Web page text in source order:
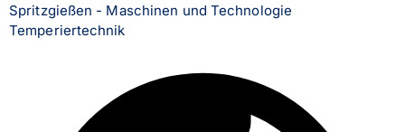
Spritzgießen - Maschinen und Technologie
Temperiertechnik